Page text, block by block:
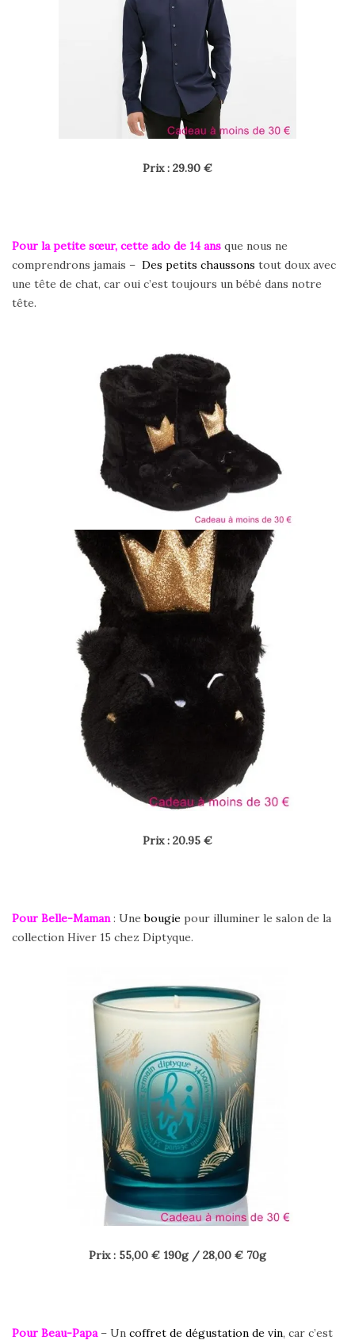
Prix : 29.90 €
Pour la petite sœur, cette ado de 14 ans que nous ne
comprendrons jamais – Des petits chaussons tout doux avec
une tête de chat, car oui c’est toujours un bébé dans notre
tête.
Prix : 20.95 €
Pour Belle-Maman: Unebougie pour illuminer le salon de la
collection Hiver 15 chez Diptyque.
Prix : 55,00 € 190g / 28,00 € 70g
Pour Beau-Papa– Un coffret de dégustation de vin, car c’est